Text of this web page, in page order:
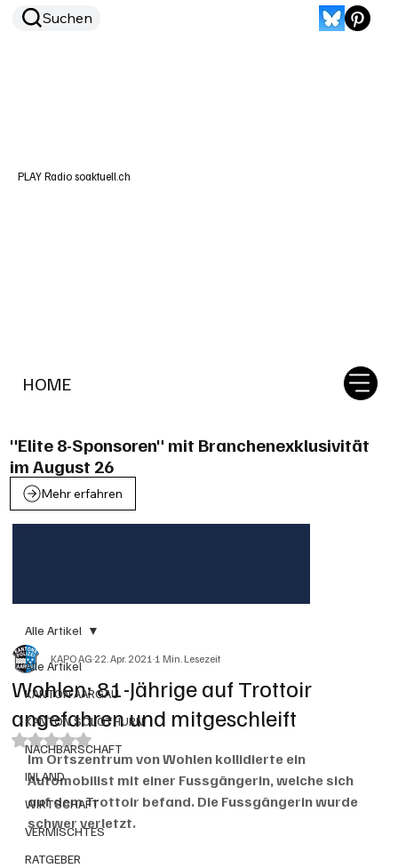
HOME
Suchen
PLAY Radio soaktuell.ch
"Elite 8-Sponsoren" mit Branchenexklusivität
im August 26
Mehr erfahren
Alle Artikel
KANTON AARGAU
KANTON SOLOTHURN
NACHBARSCHAFT
INLAND
WIRTSCHAFT
VERMISCHTES
RATGEBER
Alle Artikel
Wohlen: 81-Jährige auf Trottoir
angefahren und mitgeschleift
KAPO AG22. Apr. 20211 Min. Lesezeit
Mit NaN von 5 Sternen bewertet.
Im Ortszentrum von Wohlen kollidierte ein
Automobilist mit einer Fussgängerin, welche sich
auf dem Trottoir befand. Die Fussgängerin wurde
schwer verletzt.